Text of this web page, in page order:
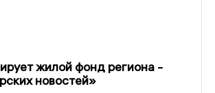
жилой фонд региона -
новостей»